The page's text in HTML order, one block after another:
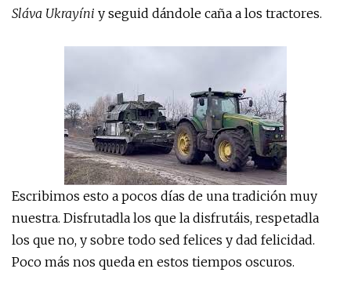
Sláva Ukrayíni y seguid dándole caña a los tractores.
Escribimos esto a pocos días de una tradición muy
nuestra. Disfrutadla los que la disfrutáis, respetadla
los que no, y sobre todo sed felices y dad felicidad.
Poco más nos queda en estos tiempos oscuros.